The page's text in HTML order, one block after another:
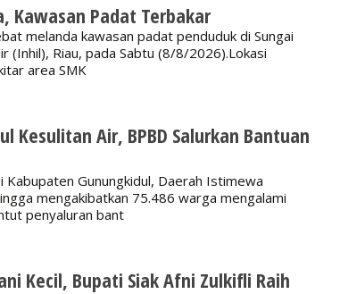
Kawasan Padat Terbakar
melanda kawasan padat penduduk di Sungai
(Inhil), Riau, pada Sabtu (8/8/2026).Lokasi
area SMK
Kesulitan Air, BPBD Salurkan Bantuan
Kabupaten Gunungkidul, Daerah Istimewa
mengakibatkan 75.486 warga mengalami
penyaluran bant
Kecil, Bupati Siak Afni Zulkifli Raih